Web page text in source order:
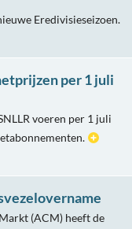
Eredivisieseizoen.
per 1 juli
voeren per 1 juli
(ACM) heeft de